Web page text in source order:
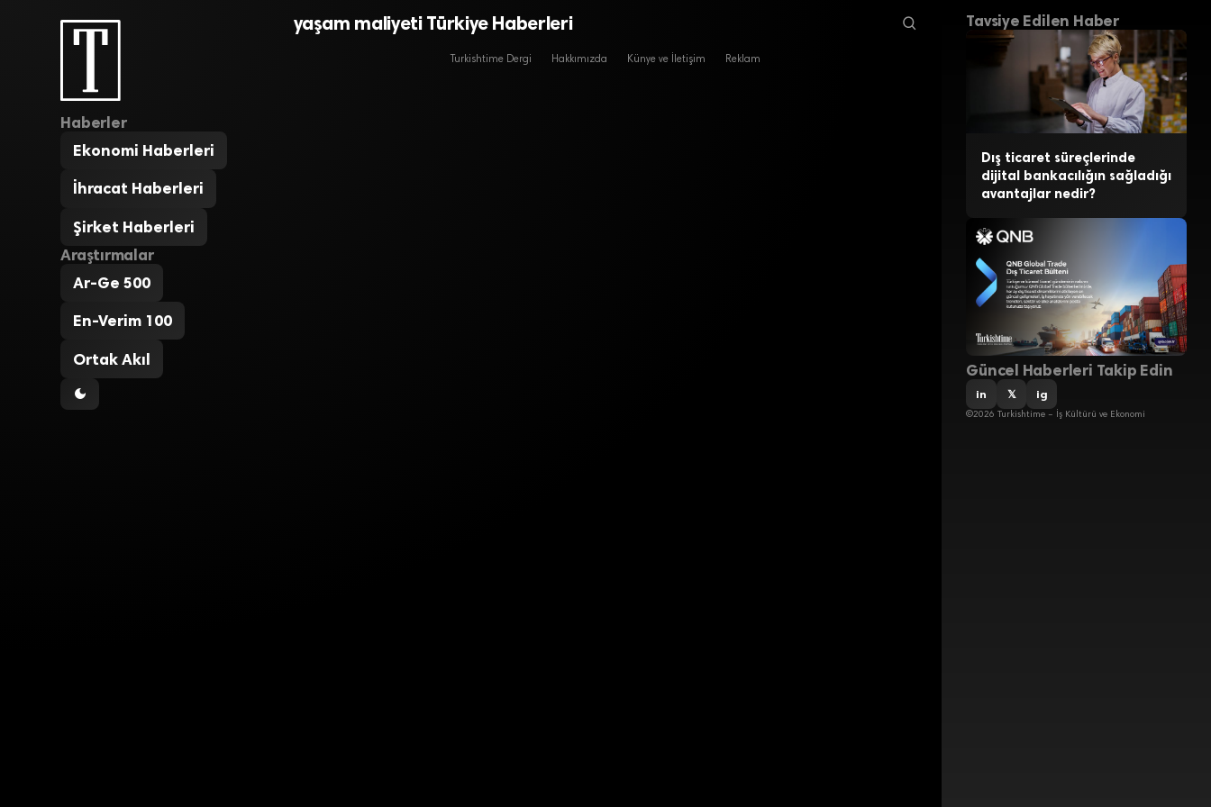
Haberler
Ekonomi Haberleri
İhracat Haberleri
Şirket Haberleri
Araştırmalar
Ar-Ge 500
En-Verim 100
Ortak Akıl
yaşam maliyeti Türkiye Haberleri
Turkishtime Dergi Hakkımızda Künye ve İletişim Reklam
Tavsiye Edilen Haber
Dış ticaret süreçlerinde
dijital bankacılığın sağladığı
avantajlar nedir?
Güncel Haberleri Takip Edin
in 𝕏 ig
©2026 Turkishtime – İş Kültürü ve Ekonomi